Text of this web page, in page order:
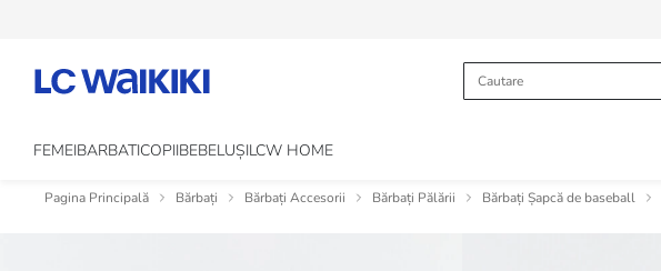
FEMEIBARBATICOPIIBEBELUȘILCW HOME
Pagina Principală Bărbați Bărbați Accesorii Bărbați Pălării Bărbați Șapcă de baseball